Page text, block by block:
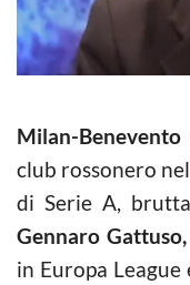
Milan-
club rossonero
di Serie A,
Gennaro Gattuso,
in Europa